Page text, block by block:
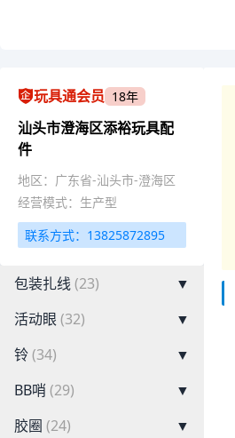
玩具通会员 18年
汕头市澄海区添裕玩具配
件
地区：广东省-汕头市-澄海区
经营模式：生产型
联系方式：13825872895
包装扎线(23)
▼
活动眼 (32)
▼
铃(34)
▼
BB哨 (29)
▼
胶圈 (24)
▼